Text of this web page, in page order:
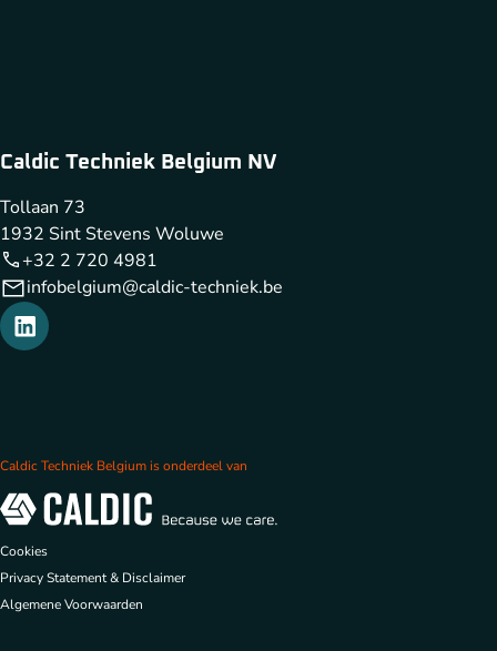
Caldic Techniek Belgium NV
Tollaan 73
1932 Sint Stevens Woluwe
+32 2 720 4981
infobelgium@caldic-techniek.be
Caldic Techniek Belgium is onderdeel van
Cookies
Privacy Statement & Disclaimer
Algemene Voorwaarden